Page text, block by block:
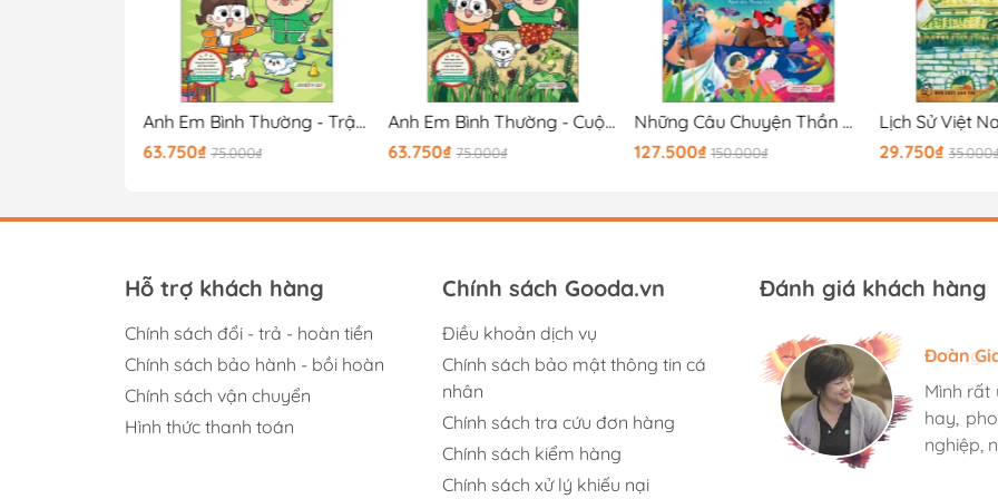
Anh Em Bình Thường - Trận Chiến Đi Trước Một Bước
63.750₫ 75.000₫
Anh Em Bình Thường - Cuộc Sống Miền Đồng Quê
63.750₫ 75.000₫
Những Câu Chuyện Thần Thoại Và Truyền Thuyết Hay Nhất - Bìa Cứng
127.500₫ 150.000₫
29.750₫
Hỗ trợ khách hàng
Chính sách đổi - trả - hoàn tiền
Chính sách bảo hành - bồi hoàn
Chính sách vận chuyển
Hình thức thanh toán
Chính sách Gooda.vn
Điều khoản dịch vụ
Chính sách bảo mật thông tin cá
nhân
Chính sách tra cứu đơn hàng
Chính sách kiểm hàng
Chính sách xử lý khiếu nại
Đánh giá khách hàng
Hương
Mình rất
hay,
nghiệp,
Đoàn
Mình rất
hay,
nghiệp,
Ngọc
Mình rất
hay,
nghiệp,